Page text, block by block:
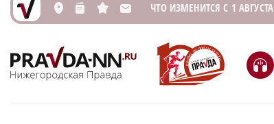
L n s M ЧТО ИЗМЕНИТСЯ С 1 АВГУСТА
H